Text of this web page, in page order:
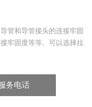
管和导管接头的连接牢固
牢固度等等。可以选择拉
务电话